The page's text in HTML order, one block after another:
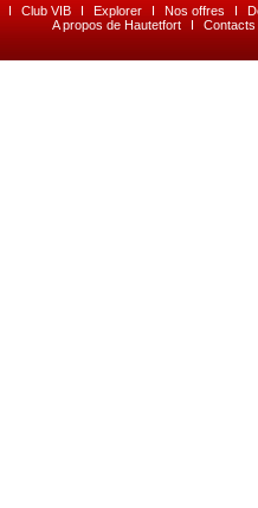
I Club VIB I Explorer I Nos offres I
A propos de Hautetfort
I Contacts